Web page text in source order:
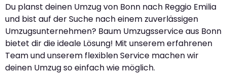
Du planst deinen Umzug von Bonn nach Reggio Emilia
und bist auf der Suche nach einem zuverlässigen
Umzugsunternehmen? Baum Umzugsservice aus Bonn
bietet dir die ideale Lösung! Mit unserem erfahrenen
Team und unserem flexiblen Service machen wir
deinen Umzug so einfach wie möglich.